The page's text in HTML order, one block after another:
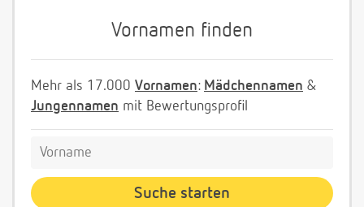
Vornamen finden
Mehr als 17.000 Vornamen: Mädchennamen &
Jungennamen mit Bewertungsprofil